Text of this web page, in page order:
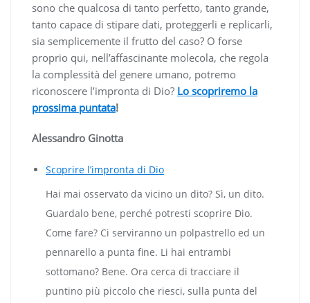
sono che qualcosa di tanto perfetto, tanto grande,
tanto capace di stipare dati, proteggerli e replicarli,
sia semplicemente il frutto del caso? O forse
proprio qui, nell’affascinante molecola, che regola
la complessità del genere umano, potremo
riconoscere l’impronta di Dio? Lo scopriremo la
prossima puntata!
Alessandro Ginotta
Scoprire l’impronta di Dio
Hai mai osservato da vicino un dito? Sì, un dito.
Guardalo bene, perché potresti scoprire Dio.
Come fare? Ci serviranno un polpastrello ed un
pennarello a punta fine. Li hai entrambi
sottomano? Bene. Ora cerca di tracciare il
puntino più piccolo che riesci, sulla punta del